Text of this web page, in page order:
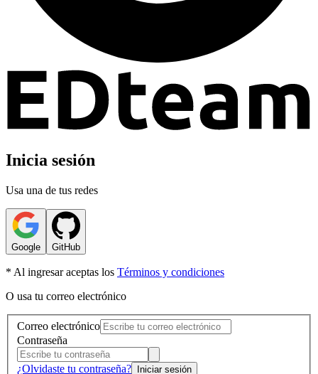
Inicia sesión
Usa una de tus redes
Google GitHub
* Al ingresar aceptas los Términos y condiciones
O usa tu correo electrónico
Correo electrónico
Contraseña
¿Olvidaste tu contraseña? Iniciar sesión